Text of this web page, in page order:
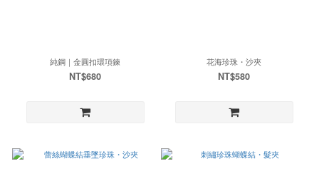
純鋼｜金圓扣環項鍊
NT$680
花海珍珠・沙夾
NT$580